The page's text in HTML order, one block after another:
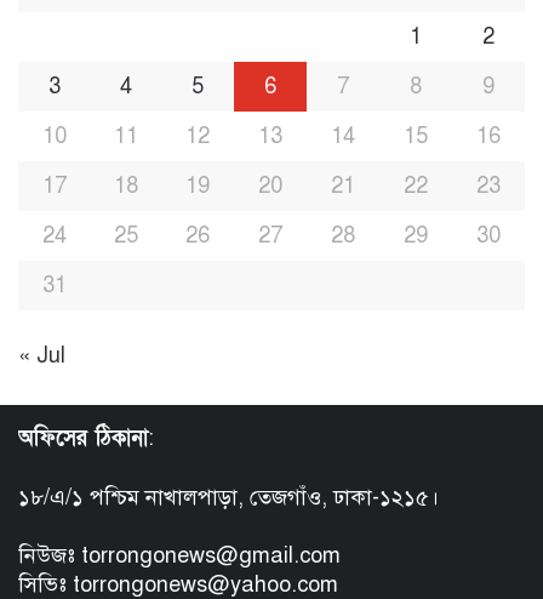
1
2
3
4 5 6 7 8
9
10
11 12 13 14 15
16
17
18 19 20 21 22
23
24
25 26 27 28 29
30
31
« Jul
অফিসের ঠিকানা:
১৮/এ/১ পশ্চিম নাখালপাড়া, তেজগাঁও, ঢাকা-১২১৫।
নিউজঃ torrongonews@gmail.com
সিভিঃ torrongonews@yahoo.com